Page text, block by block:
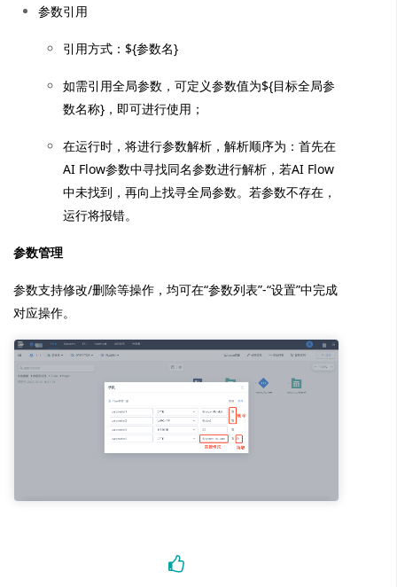
参数引用
引用方式：${参数名}
如需引用全局参数，可定义参数值为${目标全局参
数名称}，即可进行使用；
在运行时，将进行参数解析，解析顺序为：首先在
AI Flow参数中寻找同名参数进行解析，若AI Flow
中未找到，再向上找寻全局参数。若参数不存在，
运行将报错。
参数管理
参数支持修改/删除等操作，均可在“参数列表”-“设置”中完成
对应操作。